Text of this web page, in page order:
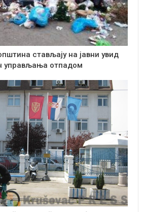
стављају на јавни увид
управљања отпадом